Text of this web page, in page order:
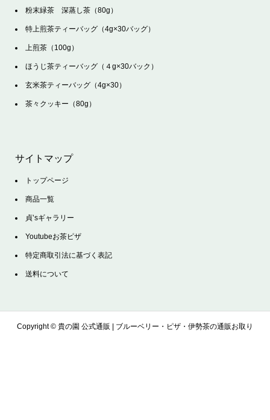
粉末緑茶 深蒸し茶（80g）
特上煎茶ティーバッグ（4g×30バッグ）
上煎茶（100g）
ほうじ茶ティーバッグ（４g×30バック）
玄米茶ティーバッグ（4g×30）
茶々クッキー（80g）
サイトマップ
トップページ
商品一覧
貞’sギャラリー
Youtubeお茶ピザ
特定商取引法に基づく表記
送料について
Copyright © 貴の園 公式通販 | ブルーベリー・ピザ・伊勢茶の通販お取り